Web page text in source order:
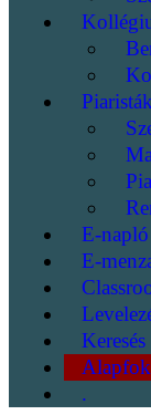
Piaristák
E-napló
E-
Keresés
.